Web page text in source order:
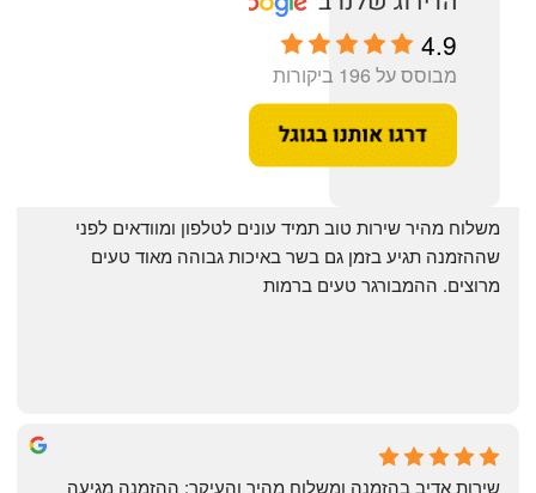
4.9
מבוסס על 196 ביקורות
May Azulay
a month ago
מרוצים. ההמבורגר טעים ברמות